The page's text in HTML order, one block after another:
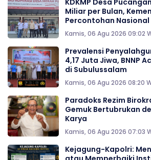
KDKMP Desa
Miliar per Bulan,
Percontohan Nasional
Kamis, 06 Agu 2026 09:02
Prevalensi
4,17 Juta Jiwa, BNNP
di Subulussalam
Kamis, 06 Agu 2026 08:20
Paradoks Rezim
Gemuk Bertubrukan
Karya
Kamis, 06 Agu 2026 07:03
Kejagung-Kapolri: